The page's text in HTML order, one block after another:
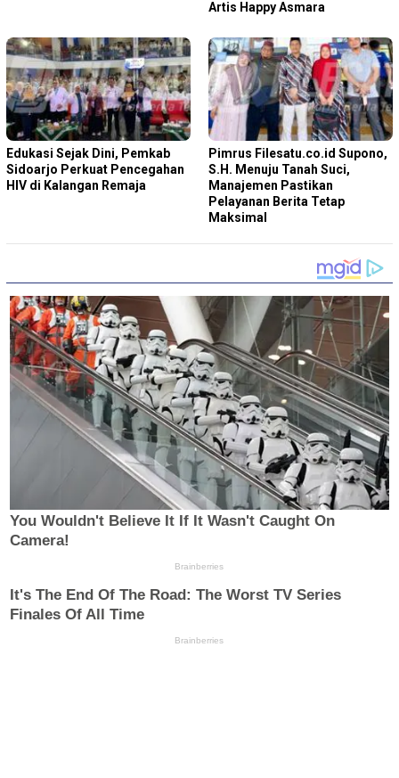
Artis Happy Asmara
Edukasi Sejak Dini, Pemkab
Sidoarjo Perkuat Pencegahan
HIV di Kalangan Remaja
Pimrus Filesatu.co.id Supono,
S.H. Menuju Tanah Suci,
Manajemen Pastikan
Pelayanan Berita Tetap
Maksimal